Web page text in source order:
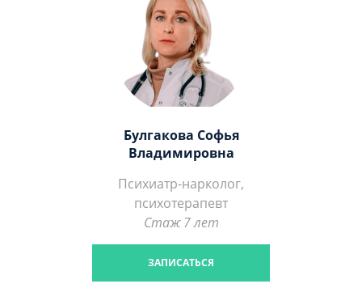
Булгакова Софья
Владимировна
Психиатр-нарколог,
психотерапевт
Стаж 7 лет
ЗАПИСАТЬСЯ